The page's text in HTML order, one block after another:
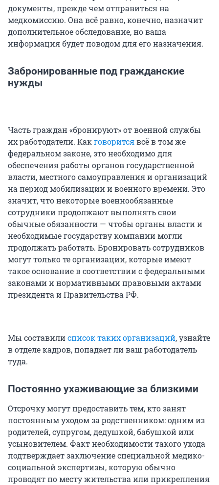
документы, прежде чем отправиться на
медкомиссию. Она всё равно, конечно, назначит
дополнительное обследование, но ваша
информация будет поводом для его назначения.
Забронированные под гражданские
нужды
Часть граждан «бронируют» от военной службы
их работодатели. Какговоритсявсё в том же
федеральном законе, это необходимо для
обеспечения работы органов государственной
власти, местного самоуправления и организаций
на период мобилизации и военного времени. Это
значит, что некоторые военнообязанные
сотрудники продолжают выполнять свои
обычные обязанности — чтобы органы власти и
необходимые государству компании могли
продолжать работать. Бронировать сотрудников
могут только те организации, которые имеют
такое основание в соответствии с федеральными
законами и нормативными правовыми актами
президента и Правительства РФ.
Мы составилисписок таких организаций, узнайте
в отделе кадров, попадает ли ваш работодатель
туда.
Постоянно ухаживающие за близкими
Отсрочку могут предоставить тем, кто занят
постоянным уходом за родственником: одним из
родителей, супругом, дедушкой, бабушкой или
усыновителем. Факт необходимости такого ухода
подтверждает заключение специальной медико-
социальной экспертизы, которую обычно
проводят по месту жительства или прикрепления